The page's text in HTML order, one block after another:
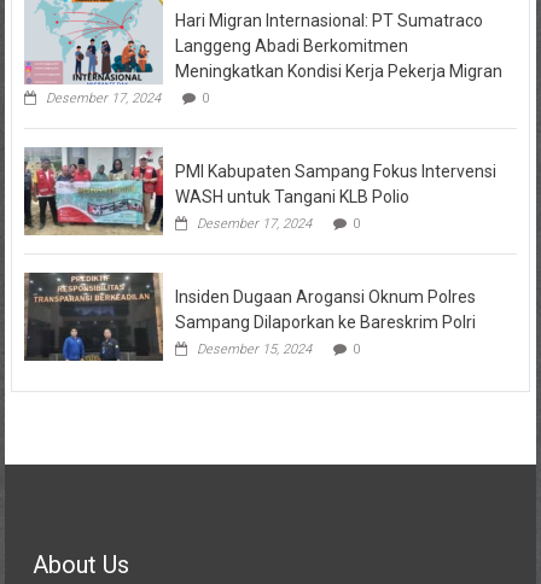
Hari Migran Internasional: PT Sumatraco
Langgeng Abadi Berkomitmen
Meningkatkan Kondisi Kerja Pekerja Migran
Desember 17, 2024 0
PMI Kabupaten Sampang Fokus Intervensi
WASH untuk Tangani KLB Polio
Desember 17, 2024 0
Insiden Dugaan Arogansi Oknum Polres
Sampang Dilaporkan ke Bareskrim Polri
Desember 15, 2024 0
About Us